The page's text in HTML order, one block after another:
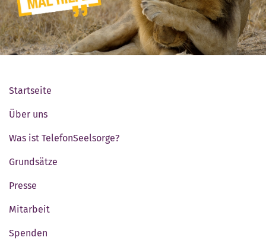
Startseite
Über uns
Was ist TelefonSeelsorge?
Grundsätze
Presse
Mitarbeit
Spenden